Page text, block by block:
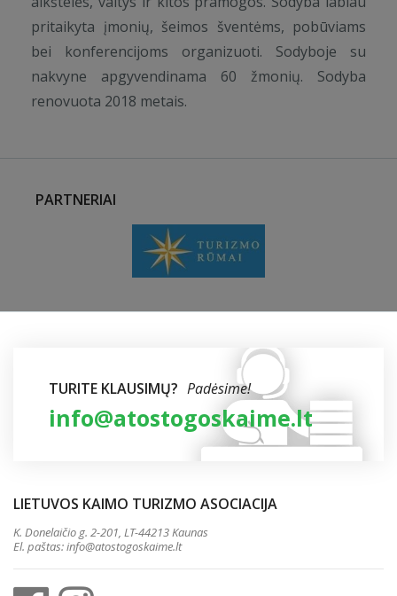
pritaikyta įmonių, šeimos šventėms, pobūviams
bei konferencijoms organizuoti. Sodyboje su
nakvyne apgyvendinama 60 žmonių. Sodyba
renovuota 2018 metais.
PARTNERIAI
TURITE KLAUSIMŲ? Padėsime!
info@atostogoskaime.lt
LIETUVOS KAIMO TURIZMO ASOCIACIJA
K. Donelaičio g. 2-201, LT-44213 Kaunas
El. paštas:info@atostogoskaime.lt